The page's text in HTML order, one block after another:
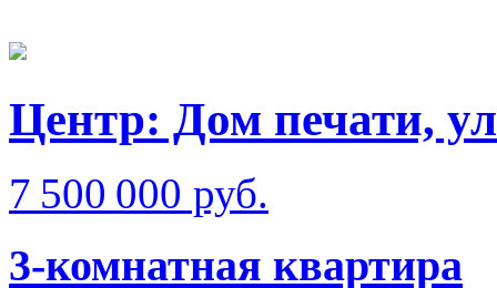
Центр: Дом печати,
7 500 000 руб.
3-комнатная квартира